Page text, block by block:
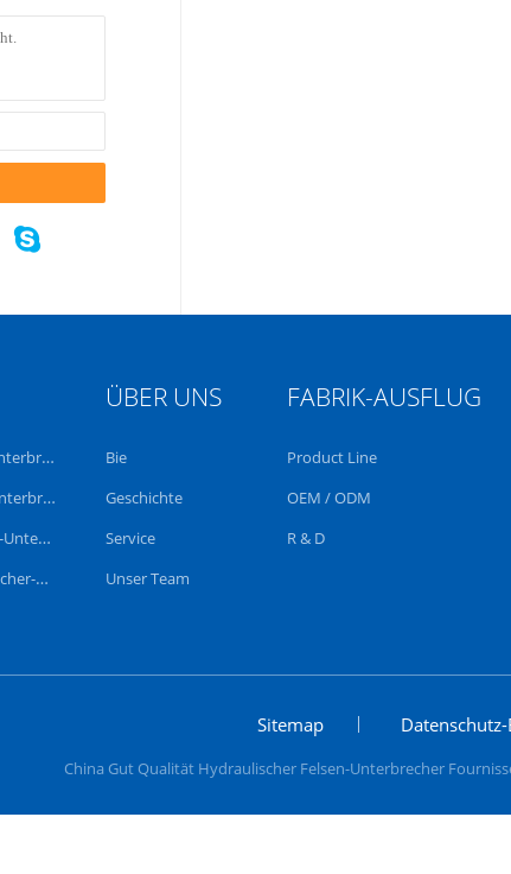
Hydraulischer Felsen-Unterbrecher
Bagger-hydraulischer Unterbrecher
Hydraulischer Hammer-Unterbrecher
Hydraulischer Unterbrecher-Kolben
ÜBER UNS
Bie
Geschichte
Service
Unser Team
FABRIK-AUSFLUG
Product Line
OEM / ODM
R & D
Sitemap
China Gut Qualität Hydraulischer Felsen-Unterbrecher